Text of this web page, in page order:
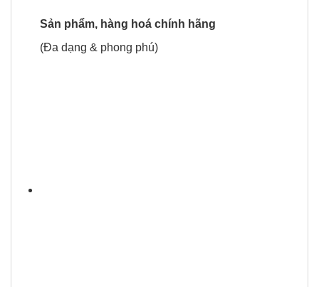
Sản phẩm, hàng hoá chính hãng
(Đa dạng & phong phú)